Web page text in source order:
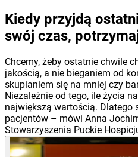
Kiedy przyjdą
swój czas,
Chcemy, żeby ostatnie chwile
jakością, a nie bieganiem od
skupianiem się na mniej czy
Niezależnie od tego, ile życia
największą wartością. Dlatego
pacjentów – mówi Anna
Stowarzyszenia Puckie